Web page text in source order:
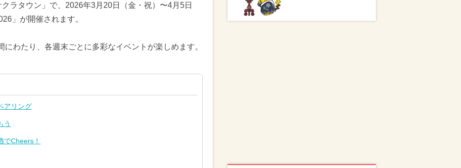
ラタウン」で、2026年3月20日（金・祝）〜4月5日
」が開催されます。
わたり、各週末ごとに多彩なイベントが楽しめます。
アリング
う
でCheers！